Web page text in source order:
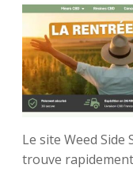
Le site Weed
trouve